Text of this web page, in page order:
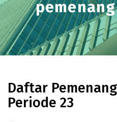
Daftar
Periode 23